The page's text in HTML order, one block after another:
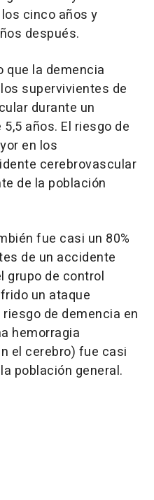
cinco años y
después.
que la demencia
supervivientes de
durante un
años. El riesgo de
en los
cerebrovascular
de la población
fue casi un 80%
de un accidente
grupo de control
un ataque
de demencia en
hemorragia
el cerebro) fue casi
población general.